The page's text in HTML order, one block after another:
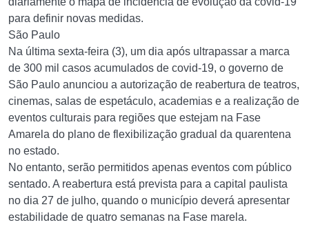
para definir novas medidas.
São Paulo
Na última sexta-feira (3), um dia após ultrapassar a marca
de 300 mil casos acumulados de covid-19, o governo de
São Paulo anunciou a autorização de reabertura de teatros,
cinemas, salas de espetáculo, academias e a realização de
eventos culturais para regiões que estejam na Fase
Amarela do plano de flexibilização gradual da quarentena
no estado.
No entanto, serão permitidos apenas eventos com público
sentado. A reabertura está prevista para a capital paulista
no dia 27 de julho, quando o município deverá apresentar
estabilidade de quatro semanas na Fase marela.